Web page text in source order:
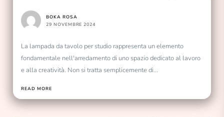
studioBOKA ROSA
29 NOVEMBRE 2024
La lampada da tavolo per studio rappresenta un elemento
fondamentale nell'arredamento di uno spazio dedicato al lavoro
e alla creatività. Non si tratta semplicemente di...
READ MORE